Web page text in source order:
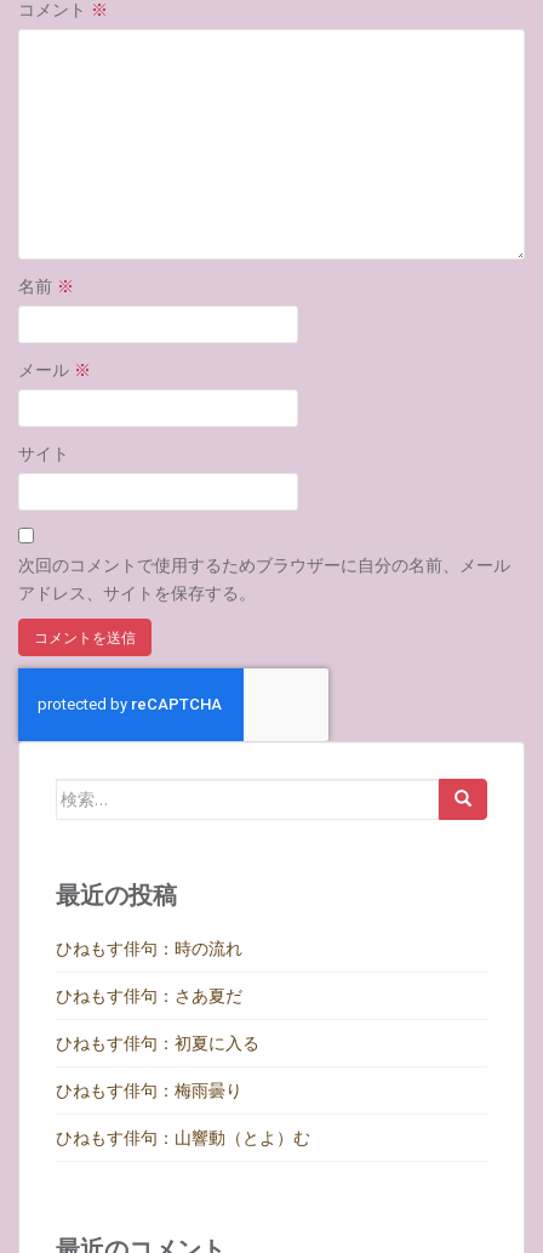
コメント ※
名前 ※
メール ※
サイト
次回のコメントで使用するためブラウザーに自分の名前、メール
アドレス、サイトを保存する。
検
最近の投稿
ひねもす俳句：時の流れ
ひねもす俳句：さあ夏だ
ひねもす俳句：初夏に入る
ひねもす俳句：梅雨曇り
ひねもす俳句：山響動（とよ）む